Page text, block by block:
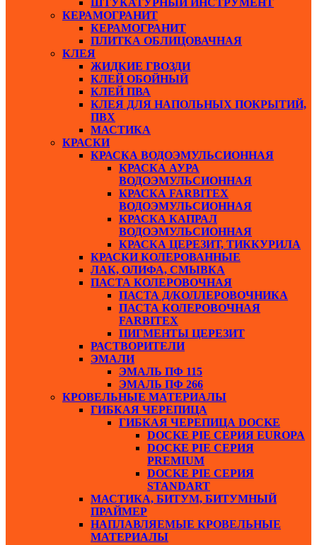
КЕРАМОГРАНИТ
КЕРАМОГРАНИТ
ПЛИТКА ОБЛИЦОВАЧНАЯ
КЛЕЯ
ЖИДКИЕ ГВОЗДИ
КЛЕЙ ОБОЙНЫЙ
КЛЕЙ ПВА
КЛЕЯ ДЛЯ НАПОЛЬНЫХ ПОКРЫТИЙ,
ПВХ
МАСТИКА
КРАСКИ
КРАСКА ВОДОЭМУЛЬСИОННАЯ
КРАСКА АУРА
ВОДОЭМУЛЬСИОННАЯ
КРАСКА FARBITEX
ВОДОЭМУЛЬСИОННАЯ
КРАСКА КАПРАЛ
ВОДОЭМУЛЬСИОННАЯ
КРАСКА ЦЕРЕЗИТ, ТИККУРИЛА
КРАСКИ КОЛЕРОВАННЫЕ
ЛАК, ОЛИФА, СМЫВКА
ПАСТА КОЛЕРОВОЧНАЯ
ПАСТА Д/КОЛЛЕРОВОЧНИКА
ПАСТА КОЛЕРОВОЧНАЯ
FARBITEX
ПИГМЕНТЫ ЦЕРЕЗИТ
РАСТВОРИТЕЛИ
ЭМАЛИ
ЭМАЛЬ ПФ 115
ЭМАЛЬ ПФ 266
КРОВЕЛЬНЫЕ МАТЕРИАЛЫ
ГИБКАЯ ЧЕРЕПИЦА
ГИБКАЯ ЧЕРЕПИЦА DOCKE
DOCKE PIE СЕРИЯ EUROPA
DOCKE PIE СЕРИЯ
PREMIUM
DOCKE PIE СЕРИЯ
STANDART
МАСТИКА, БИТУМ, БИТУМНЫЙ
ПРАЙМЕР
НАПЛАВЛЯЕМЫЕ КРОВЕЛЬНЫЕ
МАТЕРИАЛЫ